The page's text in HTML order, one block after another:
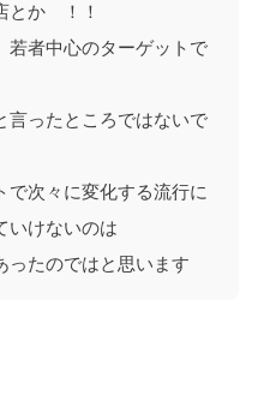
とか ！！
者中心のターゲットで
言ったところではないで
次々に変化する流行に
いけないのは
たのではと思います